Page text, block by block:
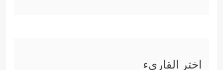
وعيٍ ولا تمييزٍ، وقد أشار القرآن إلى هذا
اختر القاريء